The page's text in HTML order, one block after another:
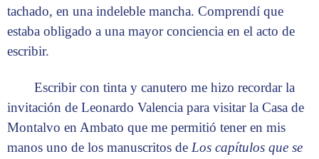
tachado, en una indeleble mancha. Comprendí que
estaba obligado a una mayor conciencia en el acto de
escribir.
Escribir con tinta y canutero me hizo recordar la
invitación de Leonardo Valencia para visitar la Casa de
Montalvo en Ambato que me permitió tener en mis
manos uno de los manuscritos de Los capítulos que se